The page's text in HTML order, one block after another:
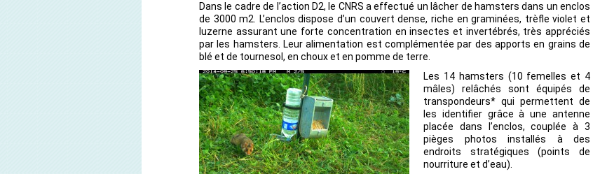
Dans le cadre de l’action D2, le CNRS a effectué un lâcher de hamsters dans un enclos
de 3000 m2. L’enclos dispose d’un couvert dense, riche en graminées, trèfle violet et
luzerne assurant une forte concentration en insectes et invertébrés, très appréciés
par les hamsters. Leur alimentation est complémentée par des apports en grains de
blé et de tournesol, en choux et en pomme de terre.
Les 14 hamsters (10 femelles et 4
mâles) relâchés sont équipés de
transpondeurs* qui permettent de
les identifier grâce à une antenne
placée dans l’enclos, couplée à 3
pièges photos installés à des
endroits stratégiques (points de
nourriture et d’eau).